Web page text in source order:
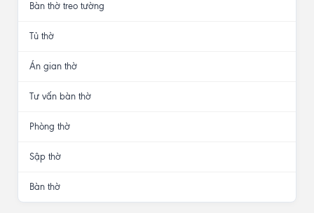
Bàn thờ treo tường
Tủ thờ
Án gian thờ
Tư vấn bàn thờ
Phòng thờ
Sập thờ
Bàn thờ